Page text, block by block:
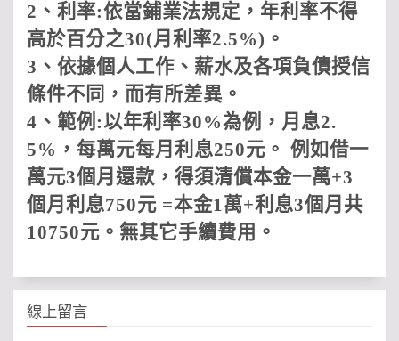
2 、利率:依當鋪業法規定，年利率不得
高於百分之30(月利率2.5%) 。
3 、依據個人工作、薪水及各項負債授信
條件不同，而有所差異。
4 、範例 :以年利率30%為例，月息2.
5% ，每萬元每月利息250元。 例如借一
萬元3個月還款，得須清償本金一萬+3
個月利息750元 =本金1萬+利息3個月共
10750元。無其它手續費用 。
線上留言